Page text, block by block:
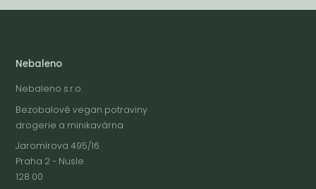
Nebaleno
Nebaleno s.r.o.
Bezobalové vegan potraviny
drogerie a minikavárna
Jaromírova 495/16
Praha 2 - Nusle
128 00